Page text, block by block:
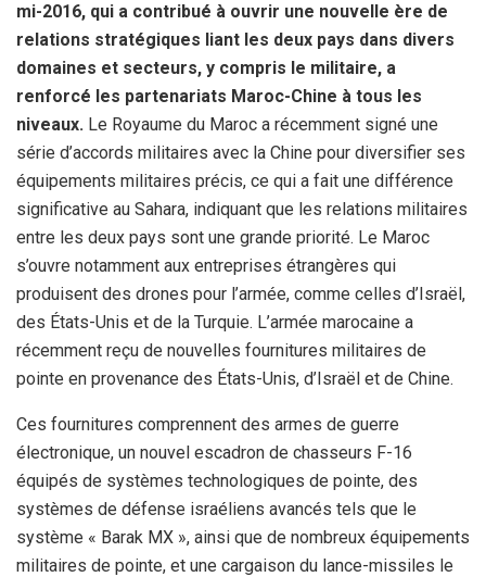
mi-2016, qui a contribué à ouvrir une nouvelle ère de
relations stratégiques liant les deux pays dans divers
domaines et secteurs, y compris le militaire, a
renforcé les partenariats Maroc-Chine à tous les
niveaux. Le Royaume du Maroc a récemment signé une
série d’accords militaires avec la Chine pour diversifier ses
équipements militaires précis, ce qui a fait une différence
significative au Sahara, indiquant que les relations militaires
entre les deux pays sont une grande priorité. Le Maroc
s’ouvre notamment aux entreprises étrangères qui
produisent des drones pour l’armée, comme celles d’Israël,
des États-Unis et de la Turquie. L’armée marocaine a
récemment reçu de nouvelles fournitures militaires de
pointe en provenance des États-Unis, d’Israël et de Chine.
Ces fournitures comprennent des armes de guerre
électronique, un nouvel escadron de chasseurs F-16
équipés de systèmes technologiques de pointe, des
systèmes de défense israéliens avancés tels que le
système « Barak MX », ainsi que de nombreux équipements
militaires de pointe, et une cargaison du lance-missiles le